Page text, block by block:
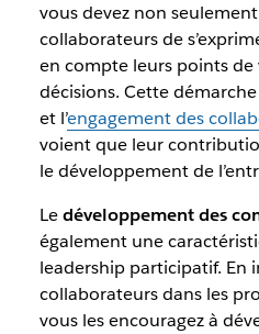
vous devez non
collaborateurs de
en compte leurs points
décisions. Cette
et l’engagement des
voient que leur
le développement de
Ledéveloppement des
également une
leadership participatif. En
collaborateurs dans les
vous les encouragez à